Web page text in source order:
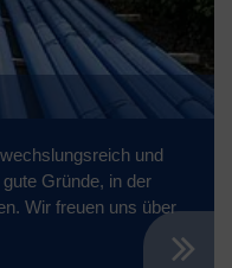
und
Gründe, in der
Wir freuen uns über